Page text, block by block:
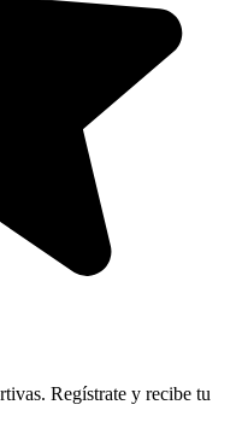
Regístrate y recibe tu